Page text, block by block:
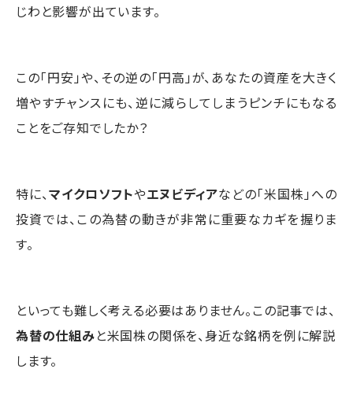
じわと影響が出ています。
この「円安」や、その逆の「円高」が、あなたの資産を大きく
増やすチャンスにも、逆に減らしてしまうピンチにもなる
ことをご存知でしたか？
特に、マイクロソフトやエヌビディアなどの「米国株」への
投資では、この為替の動きが非常に重要なカギを握りま
す。
といっても難しく考える必要はありません。この記事では、
為替の仕組みと米国株の関係を、身近な銘柄を例に解説
します。